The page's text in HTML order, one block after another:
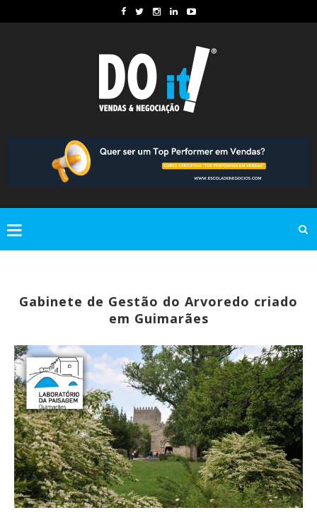
Gabinete de Gestão do Arvoredo criado
em Guimarães